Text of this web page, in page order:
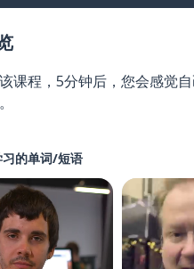
课程，5分钟后，您会感觉
的单词/短语